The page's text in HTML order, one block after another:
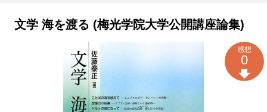
文学 海を渡る (梅光学院大学公開講座論集)
感想
0